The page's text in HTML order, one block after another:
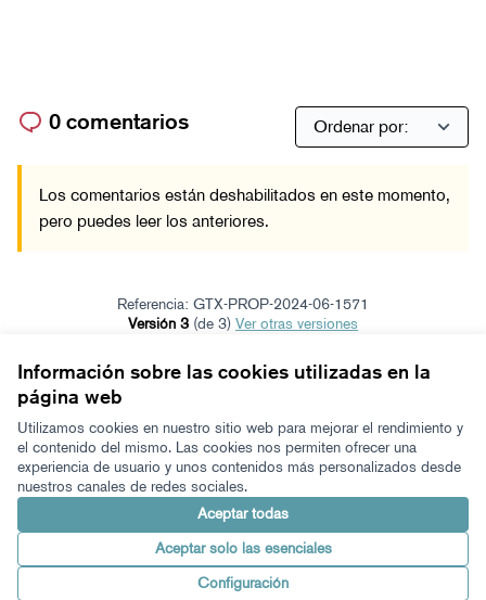
Información sobre las cookies utilizadas en la
página web
Utilizamos cookies en nuestro sitio web para mejorar el rendimiento y
el contenido del mismo. Las cookies nos permiten ofrecer una
experiencia de usuario y unos contenidos más personalizados desde
nuestros canales de redes sociales.
Aceptar todas
Aceptar solo las esenciales
Configuración
0 comentarios
Los comentarios están deshabilitados en este momento,
pero puedes leer los anteriores.
Referencia: GTX-PROP-2024-06-1571
Versión 3 (de 3)
ver otras versiones
Términos y condiciones de uso
Configuración de cookies
Zeugaz en X
(Enlace externo)
Zeugaz en Facebook
(Enlace externo)
Zeugaz en Instagram
(Enlace externo)
Zeugaz en YouTube
(Enlace externo)
Zeugaz en GitHub
(Enlace externo)
Castellano
Aukeratu hizkuntzaElegir el idioma
Made with ❤️ Web creada con software libre.
Con
(Enlace